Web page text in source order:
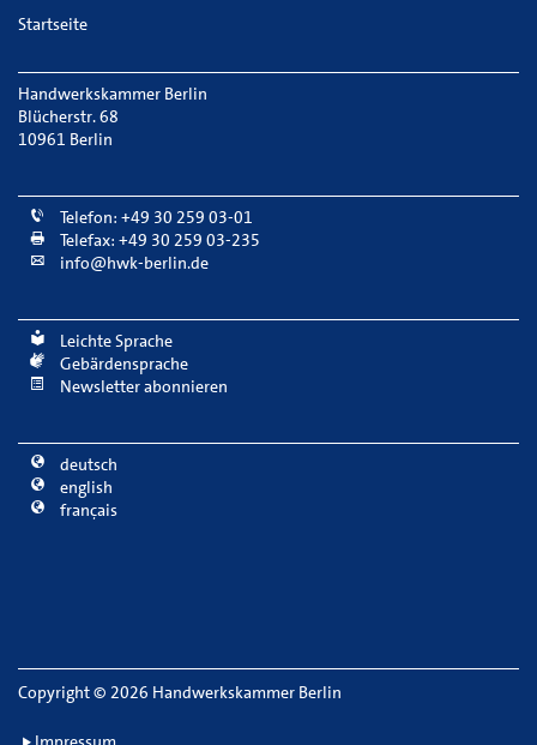
Startseite
Handwerkskammer Berlin
Blücherstr. 68
10961 Berlin
Telefon: +49 30 259 03-01
Telefax: +49 30 259 03-235
info@hwk-berlin.de
Leichte Sprache
Gebärdensprache
Newsletter abonnieren
deutsch
english
français
Copyright© 2026 Handwerkskammer Berlin